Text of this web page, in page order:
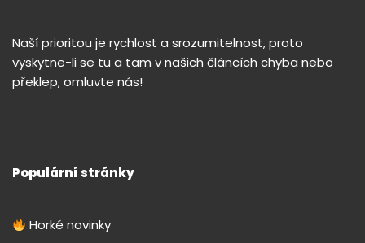
Naší prioritou je rychlost a srozumitelnost, proto
vyskytne-li se tu a tam v našich článcích chyba nebo
překlep, omluvte nás!
Populární stránky
Horké novinky